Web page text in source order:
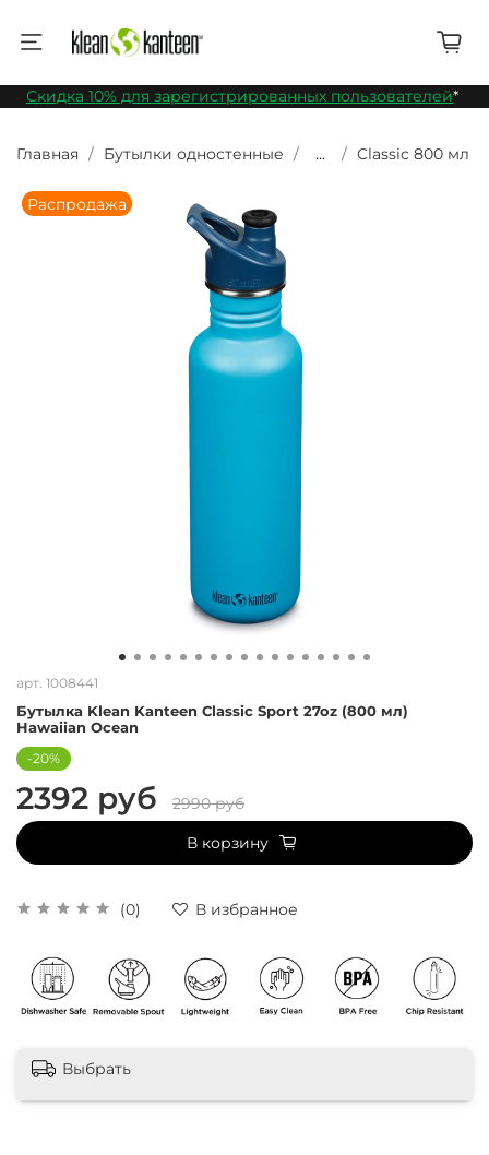
Скидка 10% для зарегистрированных пользователей*
Главная Бутылки одностенные ... Classic 800 мл
Распродажа
арт. 1008441
Бутылка Klean Kanteen Classic Sport 27oz (800 мл)
Hawaiian Ocean
(0) В избранное
-20%
2392 руб
2990 руб
В корзину
Выбрать